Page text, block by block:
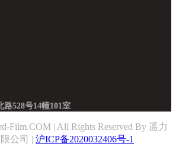
路528号14幢101室
Film.COM | All Rights Reserved By 遥力
公司 | 沪ICP备2020032406号-1